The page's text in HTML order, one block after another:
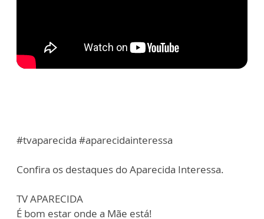
#tvaparecida #aparecidainteressa
Confira os destaques do Aparecida Interessa.
TV APARECIDA
É bom estar onde a Mãe está!